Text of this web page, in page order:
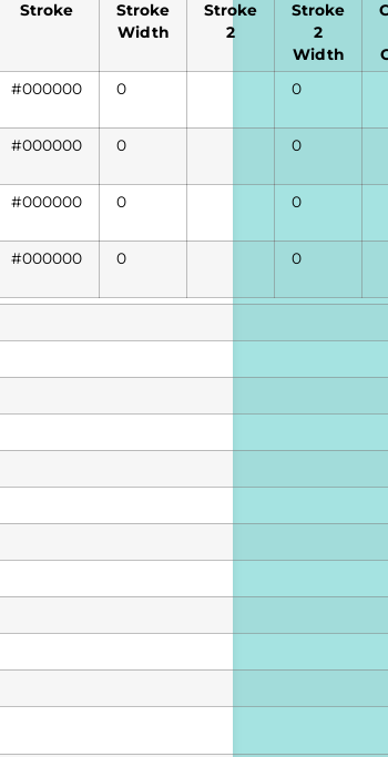
Stroke
Stroke
Width
Stroke
2
Stroke
2
Width
#000000 0 0
#000000 0 0
#000000 0 0
#000000 0 0